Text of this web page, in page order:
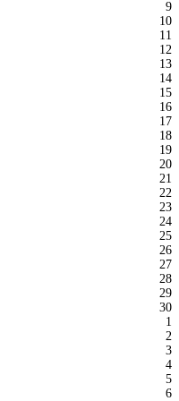
9
10
11
12
13
14
15
16
17
18
19
20
21
22
23
24
25
26
27
28
29
30
1
2
3
4
5
6